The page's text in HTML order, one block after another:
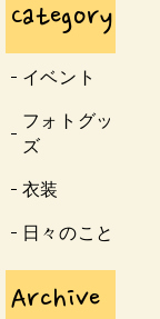
Category
イベント
フォトグッ
ズ
衣装
日々のこと
Archive